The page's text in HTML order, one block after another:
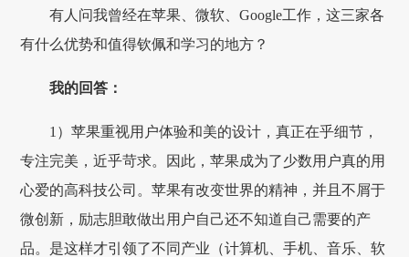
有人问我曾经在苹果、微软、Google工作，这三家各
有什么优势和值得钦佩和学习的地方？
我的回答：
1）苹果重视用户体验和美的设计，真正在乎细节，
专注完美，近乎苛求。因此，苹果成为了少数用户真的用
心爱的高科技公司。苹果有改变世界的精神，并且不屑于
微创新，励志胆敢做出用户自己还不知道自己需要的产
品。是这样才引领了不同产业（计算机、手机、音乐、软